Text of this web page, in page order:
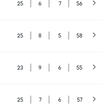
25 6 7 56
25 8 5 58
23 9 6 55
25 7 6 57